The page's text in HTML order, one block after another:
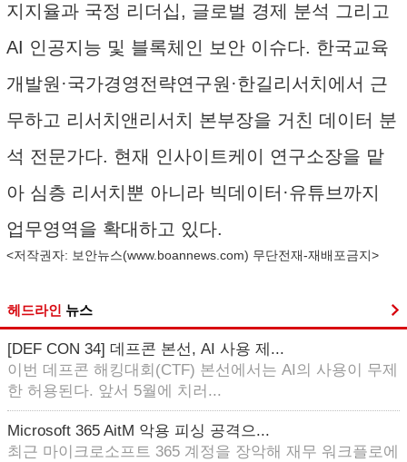
지지율과 국정 리더십, 글로벌 경제 분석 그리고
AI 인공지능 및 블록체인 보안 이슈다. 한국교육
개발원·국가경영전략연구원·한길리서치에서 근
무하고 리서치앤리서치 본부장을 거친 데이터 분
석 전문가다. 현재 인사이트케이 연구소장을 맡
아 심층 리서치뿐 아니라 빅데이터·유튜브까지
업무영역을 확대하고 있다.
<저작권자: 보안뉴스(www.boannews.com) 무단전재-재배포금지>
헤드라인 뉴스
[DEF CON 34] 데프콘 본선, AI 사용 제...
이번 데프콘 해킹대회(CTF) 본선에서는 AI의 사용이 무제
한 허용된다. 앞서 5월에 치러...
Microsoft 365 AitM 악용 피싱 공격으...
최근 마이크로소프트 365 계정을 장악해 재무 워크플로에